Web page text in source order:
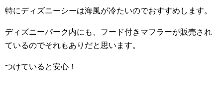
特にディズニーシーは海風が冷たいのでおすすめします。
ディズニーパーク内にも、フード付きマフラーが販売され
ているのでそれもありだと思います。
つけていると安心！